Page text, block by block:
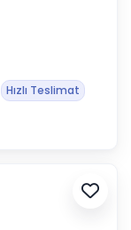
Hızlı Teslimat